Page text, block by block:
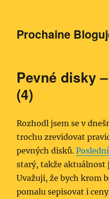
Prochaine
Pevné disky
(4)
Rozhodl jsem se v
trochu zrevidovat
pevných disků.
starý, takže aktuálnost
Uvažuji, že bych krom
pomalu sepisovat i